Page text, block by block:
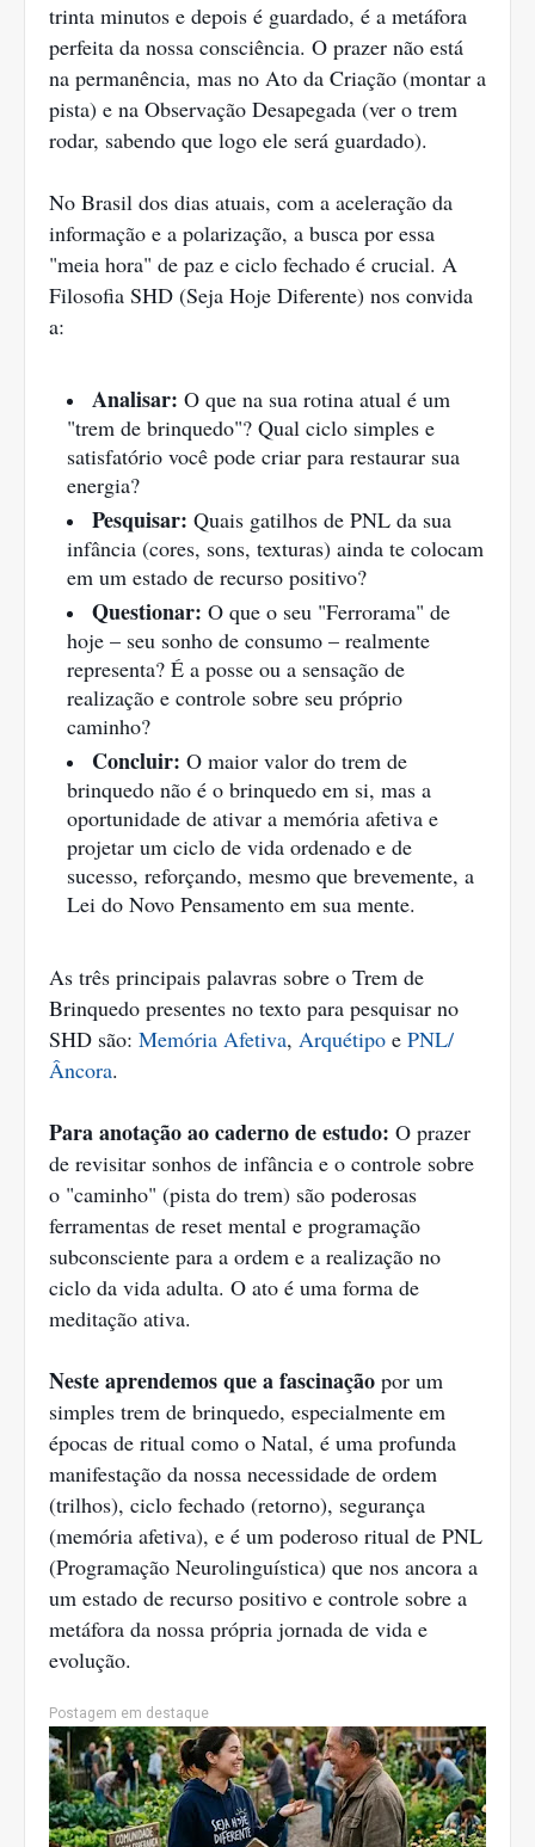
trinta minutos e depois é guardado, é a metáfora
perfeita da nossa consciência. O prazer não está
na permanência, mas no Ato da Criação (montar a
pista) e na Observação Desapegada (ver o trem
rodar, sabendo que logo ele será guardado).
No Brasil dos dias atuais, com a aceleração da
informação e a polarização, a busca por essa
"meia hora" de paz e ciclo fechado é crucial. A
Filosofia SHD (Seja Hoje Diferente) nos convida
a:
Analisar: O que na sua rotina atual é um
"trem de brinquedo"? Qual ciclo simples e
satisfatório você pode criar para restaurar sua
energia?
Pesquisar: Quais gatilhos de PNL da sua
infância (cores, sons, texturas) ainda te colocam
em um estado de recurso positivo?
Questionar: O que o seu "Ferrorama" de
hoje – seu sonho de consumo – realmente
representa? É a posse ou a sensação de
realização e controle sobre seu próprio
caminho?
Concluir: O maior valor do trem de
brinquedo não é o brinquedo em si, mas a
oportunidade de ativar a memória afetiva e
projetar um ciclo de vida ordenado e de
sucesso, reforçando, mesmo que brevemente, a
Lei do Novo Pensamento em sua mente.
As três principais palavras sobre o Trem de
Brinquedo presentes no texto para pesquisar no
SHD são: Memória Afetiva, Arquétipo e PNL/
Âncora.
Para anotação ao caderno de estudo: O prazer
de revisitar sonhos de infância e o controle sobre
o "caminho" (pista do trem) são poderosas
ferramentas de reset mental e programação
subconsciente para a ordem e a realização no
ciclo da vida adulta. O ato é uma forma de
meditação ativa.
Neste aprendemos que a fascinação por um
simples trem de brinquedo, especialmente em
épocas de ritual como o Natal, é uma profunda
manifestação da nossa necessidade de ordem
(trilhos), ciclo fechado (retorno), segurança
(memória afetiva), e é um poderoso ritual de PNL
(Programação Neurolinguística) que nos ancora a
um estado de recurso positivo e controle sobre a
metáfora da nossa própria jornada de vida e
evolução.
Postagem em destaque